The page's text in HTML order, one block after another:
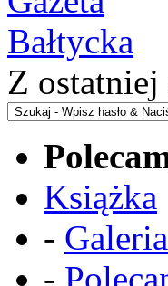
Z
Książka
-